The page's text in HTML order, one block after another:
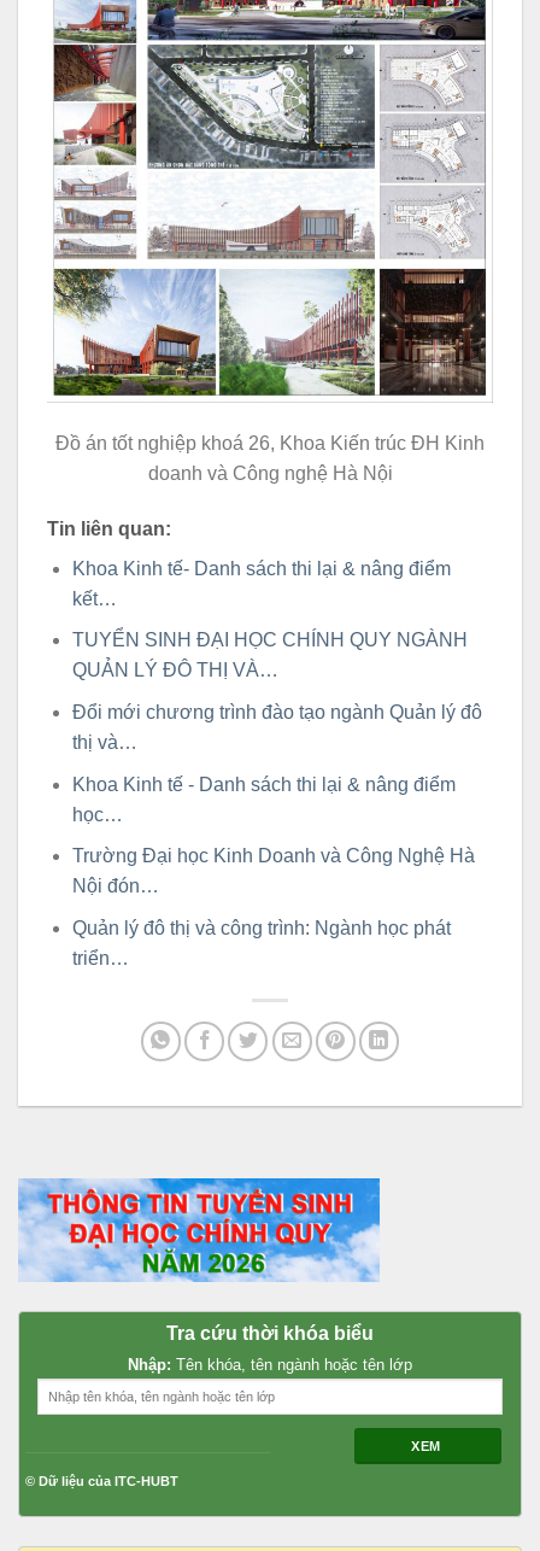
Đồ án tốt nghiệp khoá 26, Khoa Kiến trúc ĐH Kinh
doanh và Công nghệ Hà Nội
Tin liên quan:
Khoa Kinh tế- Danh sách thi lại & nâng điểm
kết…
TUYỂN SINH ĐẠI HỌC CHÍNH QUY NGÀNH
QUẢN LÝ ĐÔ THỊ VÀ…
Đổi mới chương trình đào tạo ngành Quản lý đô
thị và…
Khoa Kinh tế - Danh sách thi lại & nâng điểm
học…
Trường Đại học Kinh Doanh và Công Nghệ Hà
Nội đón…
Quản lý đô thị và công trình: Ngành học phát
triển…
Tra cứu thời khóa biểu
Nhập: Tên khóa, tên ngành hoặc tên lớp
XEM
© Dữ liệu của ITC-HUBT